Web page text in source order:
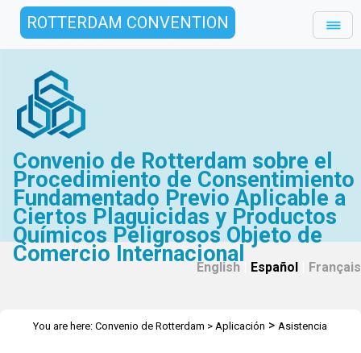
ROTTERDAM CONVENTION
Convenio de Rotterdam sobre el
Procedimiento de Consentimiento
Fundamentado Previo Aplicable a
Ciertos Plaguicidas y Productos
Químicos Peligrosos Objeto de
Comercio Internacional
English Español Français
You are here: Convenio de Rotterdam > Aplicación > Asistencia